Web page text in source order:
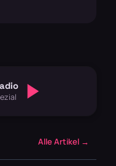
Alle Artikel →